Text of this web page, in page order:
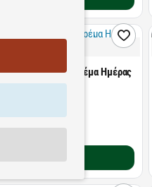
Αντιγηραντική Κρέμα Ημέρας